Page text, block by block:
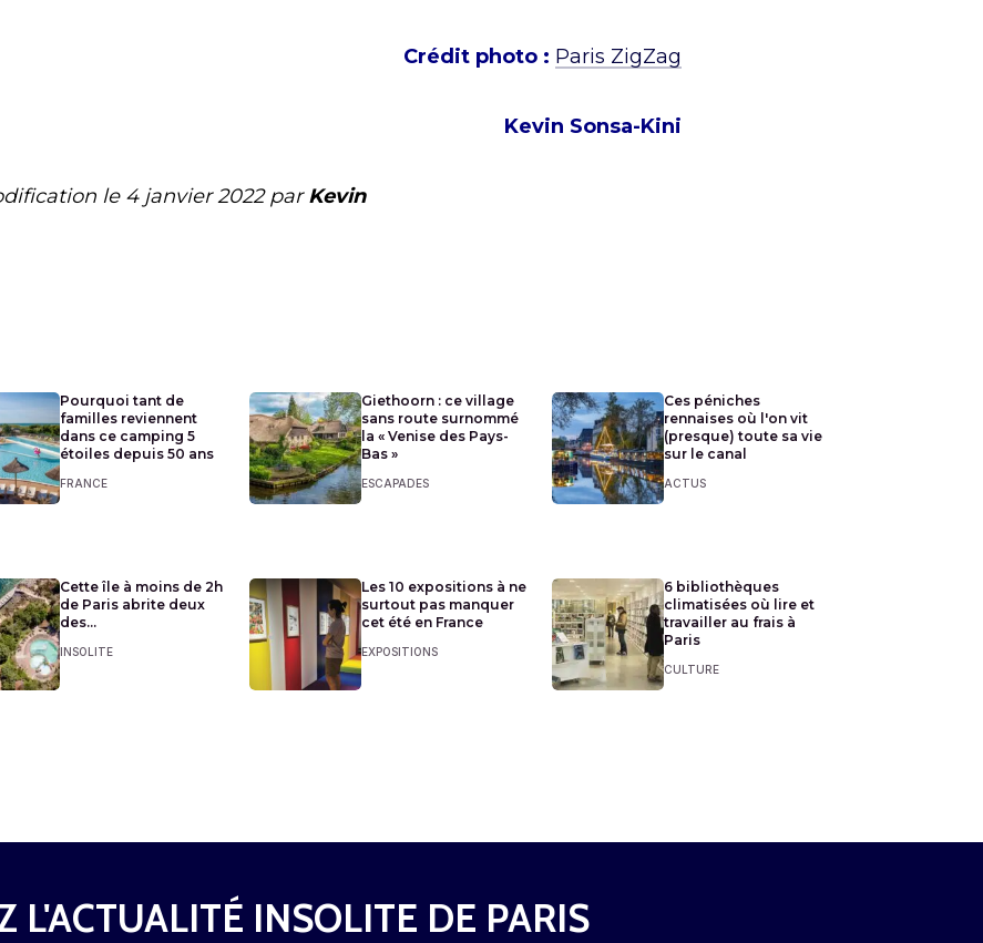
Crédit photo : Paris ZigZag
Kevin Sonsa-Kini
le 4 janvier 2022parKevin
Pourquoi tant de
familles reviennent
dans ce camping 5
étoiles depuis 50 ans
FRANCE
Giethoorn : ce village
sans route surnommé
la « Venise des Pays-
Bas »
ESCAPADES
Ces péniches
rennaises où l'on vit
(presque) toute sa vie
sur le canal
ACTUS
Cette île à moins de 2h
de Paris abrite deux
des...
INSOLITE
Les 10 expositions à ne
surtout pas manquer
cet été en France
EXPOSITIONS
6 bibliothèques
climatisées où lire et
travailler au frais à
Paris
CULTURE
L'ACTUALITÉ INSOLITE DE PARIS